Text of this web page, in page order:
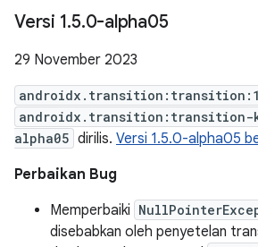
Versi 1.5.0-alpha05
29 November 2023
alpha05 dirilis. Versi 1.5.0-alpha05
Perbaikan Bug
Memperbaiki
disebabkan oleh penyetelan